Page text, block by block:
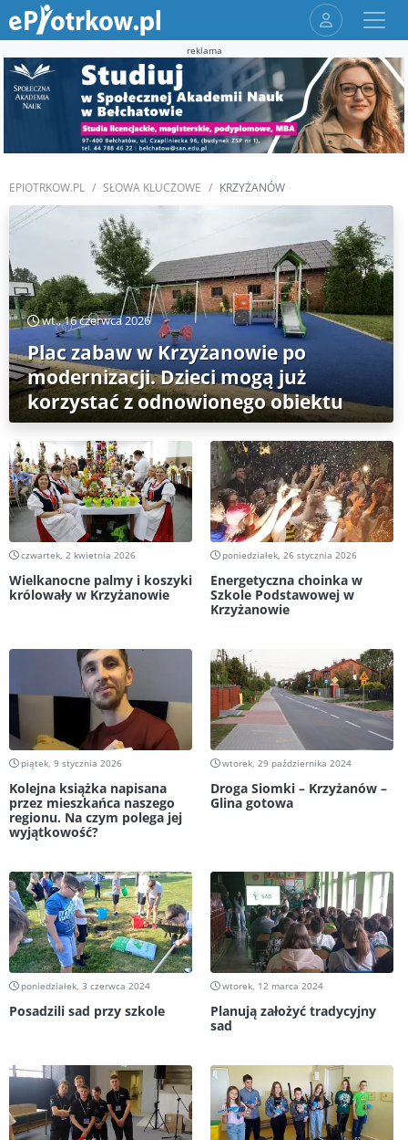
reklama
EPIOTRKOW.PL SŁOWA KLUCZOWE KRZYŻANÓW
wt., 16 czerwca 2026
Plac zabaw w Krzyżanowie po
modernizacji. Dzieci mogą już
korzystać z odnowionego obiektu
czwartek, 2 kwietnia 2026
Wielkanocne palmy i koszyki
królowały w Krzyżanowie
poniedziałek, 26 stycznia 2026
Energetyczna choinka w
Szkole Podstawowej w
Krzyżanowie
piątek, 9 stycznia 2026
Kolejna książka napisana
przez mieszkańca naszego
regionu. Na czym polega jej
wyjątkowość?
wtorek, 29 października 2024
Droga Siomki – Krzyżanów –
Glina gotowa
poniedziałek, 3 czerwca 2024
Posadzili sad przy szkole
wtorek, 12 marca 2024
Planują założyć tradycyjny
sad